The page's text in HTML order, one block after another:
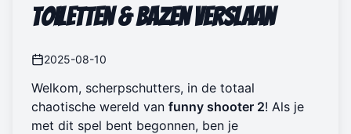
Toiletten & Bazen Verslaan
2025-08-10
Welkom, scherpschutters, in de totaal
chaotische wereld van funny shooter 2! Als je
met dit spel bent begonnen, ben je